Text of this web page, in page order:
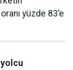
yüzde 83’e